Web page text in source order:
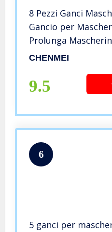
8 Pezzi Ganci
Gancio per
Prolunga
Regolabili, 2
CHENMEI
9.5
6
5 ganci per